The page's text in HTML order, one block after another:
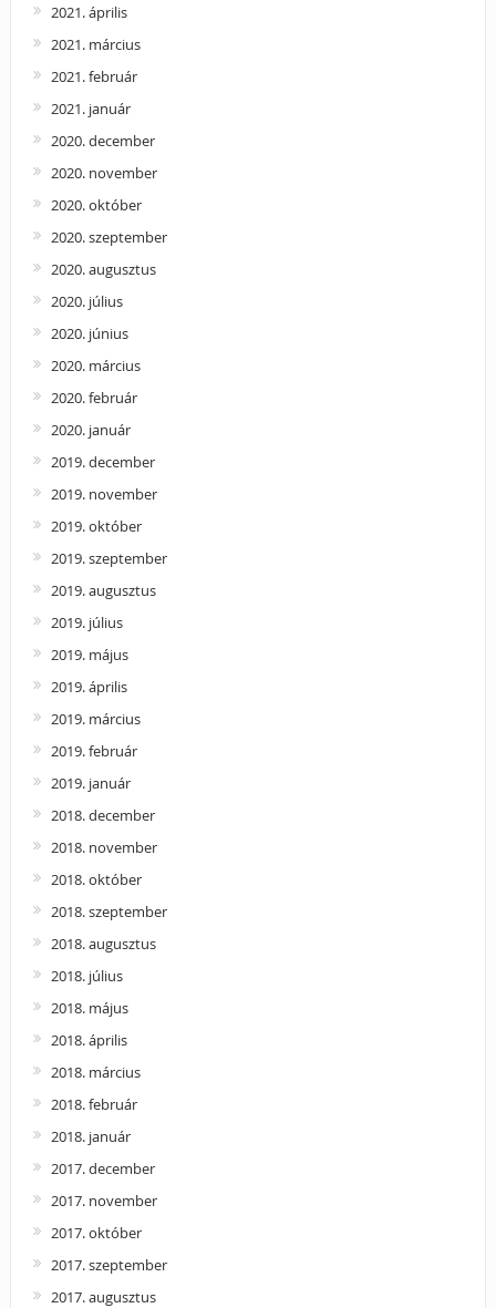
2021. április
2021. március
2021. február
2021. január
2020. december
2020. november
2020. október
2020. szeptember
2020. augusztus
2020. július
2020. június
2020. március
2020. február
2020. január
2019. december
2019. november
2019. október
2019. szeptember
2019. augusztus
2019. július
2019. május
2019. április
2019. március
2019. február
2019. január
2018. december
2018. november
2018. október
2018. szeptember
2018. augusztus
2018. július
2018. május
2018. április
2018. március
2018. február
2018. január
2017. december
2017. november
2017. október
2017. szeptember
2017. augusztus